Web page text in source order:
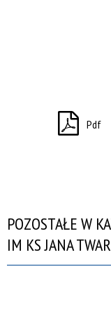
Pdf
POZOSTAŁE W
IM KS JANA